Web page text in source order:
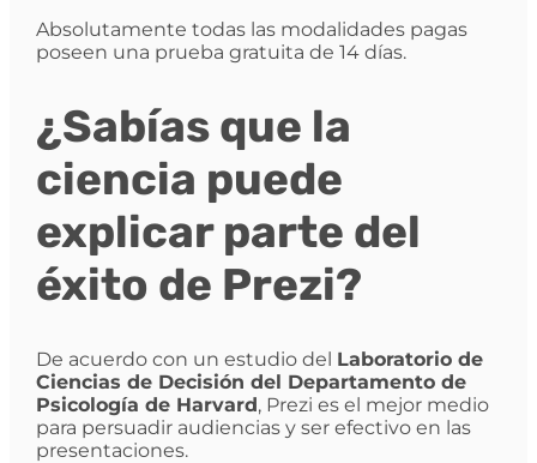
Absolutamente todas las modalidades pagas
poseen una prueba gratuita de 14 días.
¿Sabías que la
ciencia puede
explicar parte del
éxito de Prezi?
De acuerdo con un estudio del Laboratorio de
Ciencias de Decisión del Departamento de
Psicología de Harvard, Prezi es el mejor medio
para persuadir audiencias y ser efectivo en las
presentaciones.